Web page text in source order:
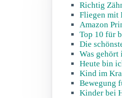
Richtig
Fliegen mit
Amazon
Top 10 für
Die
Was gehört
Heute bin
Kind im
Bewegung
Kinder bei